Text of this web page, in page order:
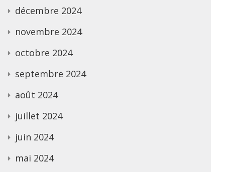
décembre 2024
novembre 2024
octobre 2024
septembre 2024
août 2024
juillet 2024
juin 2024
mai 2024